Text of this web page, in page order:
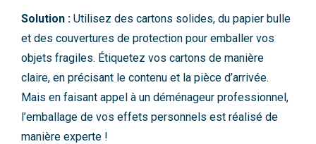
Solution : Utilisez des cartons solides, du papier bulle
et des couvertures de protection pour emballer vos
objets fragiles. Étiquetez vos cartons de manière
claire, en précisant le contenu et la pièce d’arrivée.
Mais en faisant appel à un déménageur professionnel,
l’emballage de vos effets personnels est réalisé de
manière experte !